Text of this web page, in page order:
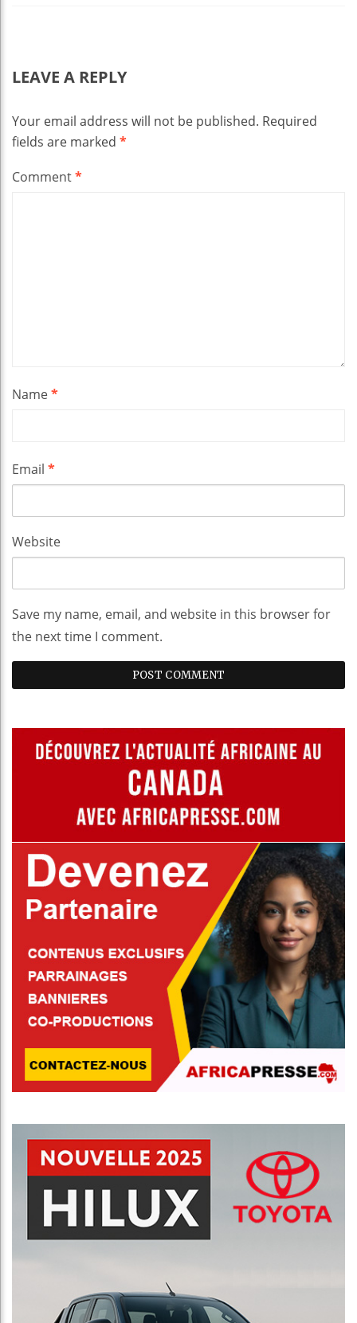
LEAVE A REPLY
Your email address will not be published. Required
fields are marked *
Comment*
Name*
Email *
Website
Save my name, email, and website in this browser for
the next time I comment.